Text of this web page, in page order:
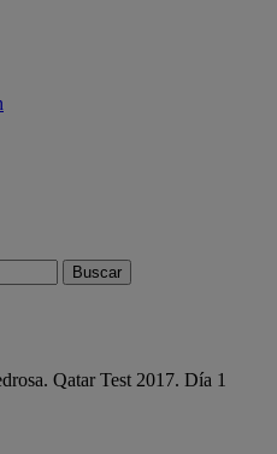
Qatar Test 2017. Día 1